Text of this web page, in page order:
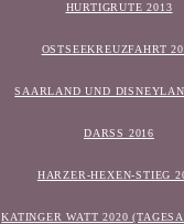
HURTIGRUTE 2013
OSTSEEKREUZFAHRT
SAARLAND UND
DARSS 2016
HARZER-HEXEN-STIEG
KATINGER WATT 2020